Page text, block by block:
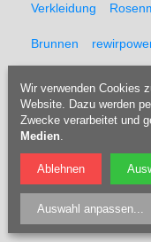
Verkleidung
Brunnen
Meditation Körper
Kowalski Hans
Wir verwenden Cookies
Website. Dazu werden
Zwecke verarbeitet und
Medien.
Ablehnen
Auswahl anpassen...